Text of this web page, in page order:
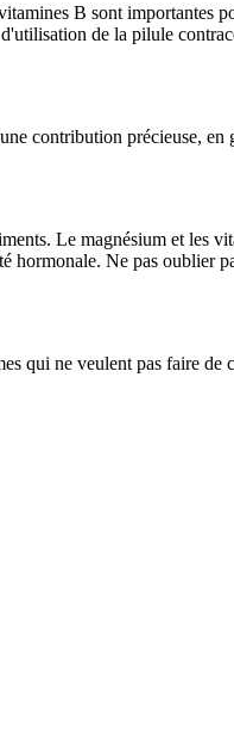
B sont importantes
de la pilule
contribution précieuse, en
Le magnésium et les
hormonale. Ne pas oublier
qui ne veulent pas faire de